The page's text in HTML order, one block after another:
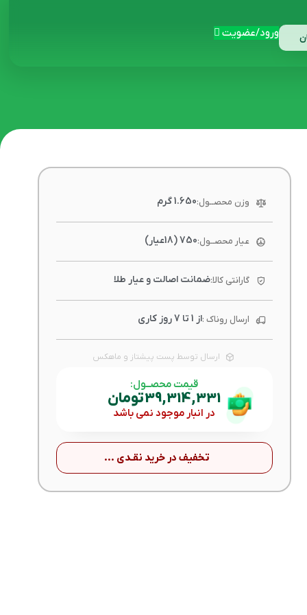
ورود/عضویت
وزن محصــول:1.650 گرم
عیار محصــول:750 (18عیار)
گارانتی کالا:ضمانت اصالت و عیار طلا
ارسال روناک :از 1 تا 7 روز کاری
ارسال توسط پست پیشتاز و ماهکس
قیمت محصــول:
39,314,331تومان
در انبار موجود نمی باشد
تخفیف در خرید نقـدی ...